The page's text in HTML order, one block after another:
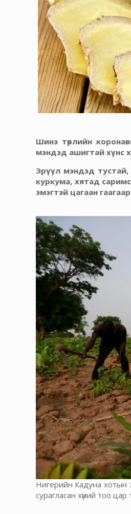
Шинэ төрлийн
мэндэд ашигтай хүнс
Эрүүл мэндэд тустай,
куркума, хятад
эмэгтэй цагаан
Нигерийн Кадуна хотын
сурагласан хүний тоо